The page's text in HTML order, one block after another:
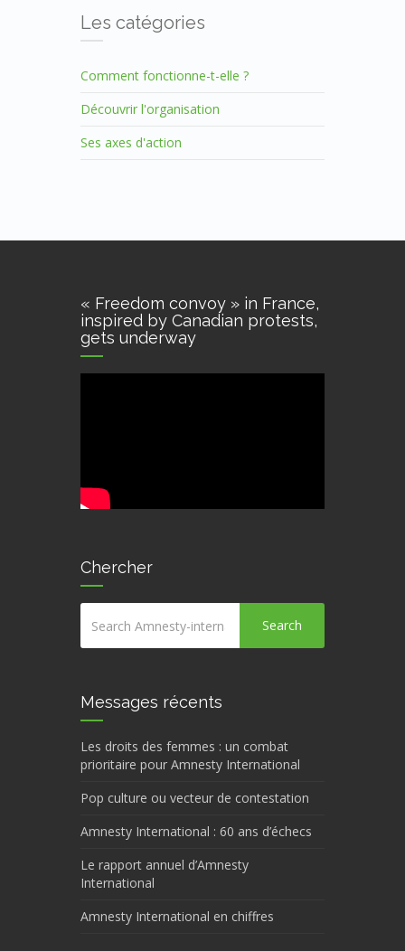
Les catégories
Comment fonctionne-t-elle ?
Découvrir l'organisation
Ses axes d'action
« Freedom convoy » in France,
inspired by Canadian protests,
gets underway
Chercher
Search
Messages récents
Les droits des femmes : un combat
prioritaire pour Amnesty International
Pop culture ou vecteur de contestation
Amnesty International : 60 ans d’échecs
Le rapport annuel d’Amnesty
International
Amnesty International en chiffres